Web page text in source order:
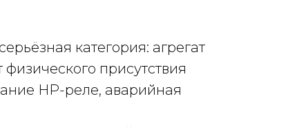
категория: агрегат
присутствия
HP-реле, аварийная